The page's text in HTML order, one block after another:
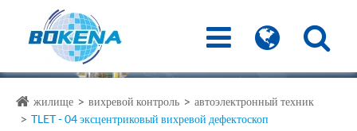
жилище вихревой контроль
автоэлектронный техник
TLET - 04 эксцентриковый вихревой дефектоскоп